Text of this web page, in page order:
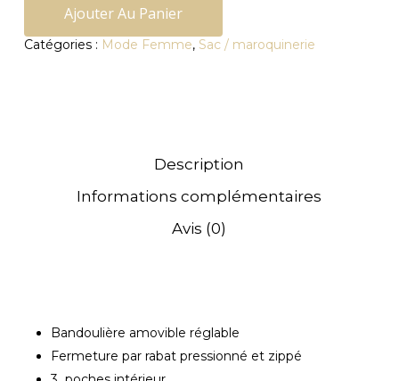
Ajouter Au Panier
Catégories : Mode Femme, Sac / maroquinerie
Description
Informations complémentaires
Avis (0)
Bandoulière amovible réglable
Fermeture par rabat pressionné et zippé